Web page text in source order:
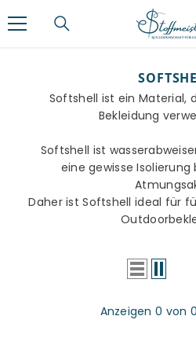
Softshell ist ein Material,
Bekleidung
Softshell ist
eine gewisse
Daher ist Softshell ideal für
Anzeigen 0 von